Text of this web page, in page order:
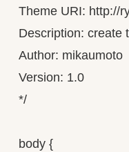
Theme URI: http://
Description: create
Author: mikaumoto
Version: 1.0
*/
body {